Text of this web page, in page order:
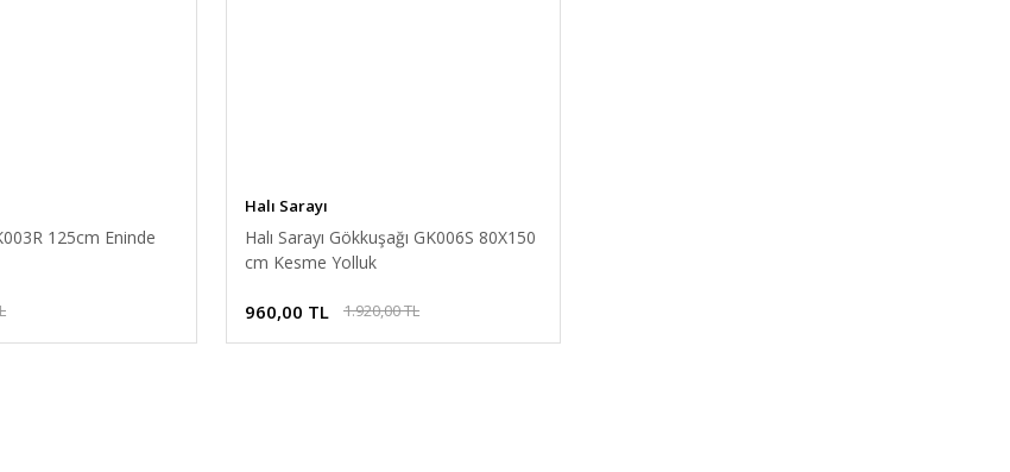
125cm Eninde
Halı Sarayı
Halı Sarayı Gökkuşağı GK006S 80X150
cm Kesme Yolluk
960,00 TL 1.920,00 TL